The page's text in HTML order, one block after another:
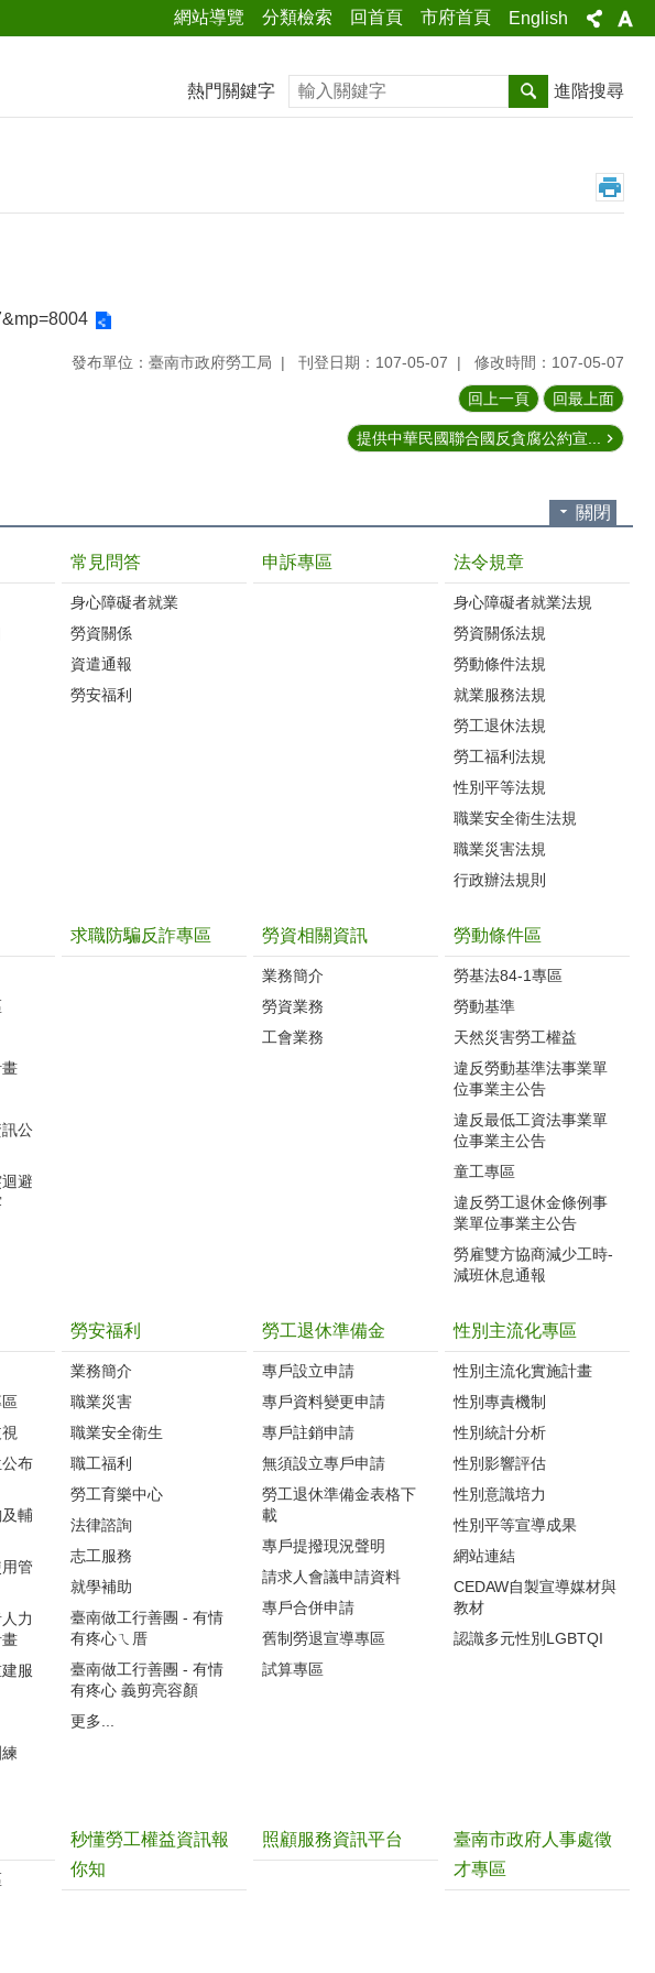
網站導覽 分類檢索 回首頁 市府首頁 English
熱門關鍵字 搜尋 進階搜尋
發布單位：臺南市政府勞工局 刊登日期：107-05-07 修改時間：107-05-07
回上一頁 回最上面
提供中華民國聯合國反貪腐公約宣...
關閉
常見問答
身心障礙者就業
勞資關係
資遣通報
勞安福利
申訴專區 法令規章
身心障礙者就業法規
勞資關係法規
勞動條件法規
就業服務法規
勞工退休法規
勞工福利法規
性別平等法規
職業安全衛生法規
職業災害法規
行政辦法規則
公
避
求職防騙反詐專區 勞資相關資訊
業務簡介
勞資業務
工會業務
勞動條件區
勞基法84-1專區
勞動基準
天然災害勞工權益
違反勞動基準法事業單
位事業主公告
違反最低工資法事業單
位事業主公告
童工專區
違反勞工退休金條例事
業單位事業主公告
勞雇雙方協商減少工時-
減班休息通報
布
輔
管
力
服
勞安福利
業務簡介
職業災害
職業安全衛生
職工福利
勞工育樂中心
法律諮詢
志工服務
就學補助
臺南做工行善團 - 有情
有疼心ㄟ厝
臺南做工行善團 - 有情
有疼心 義剪亮容顏
更多...
勞工退休準備金
專戶設立申請
專戶資料變更申請
專戶註銷申請
無須設立專戶申請
勞工退休準備金表格下
載
專戶提撥現況聲明
請求人會議申請資料
專戶合併申請
舊制勞退宣導專區
試算專區
性別主流化專區
性別主流化實施計畫
性別專責機制
性別統計分析
性別影響評估
性別意識培力
性別平等宣導成果
網站連結
CEDAW自製宣導媒材與
教材
認識多元性別LGBTQI
秒懂勞工權益資訊報
你知
照顧服務資訊平台
臺南市政府人事處徵
才專區